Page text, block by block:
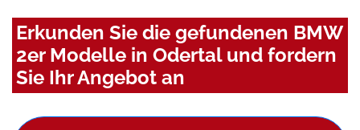
Erkunden Sie die gefundenen BMW
2er Modelle in Odertal und fordern
Sie Ihr Angebot an